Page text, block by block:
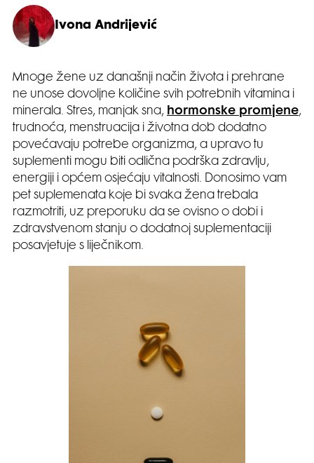
Ivona Andrijević
Mnoge žene uz današnji način života i prehrane
ne unose dovoljne količine svih potrebnih vitamina i
minerala. Stres, manjak sna, hormonske promjene,
trudnoća, menstruacija i životna dob dodatno
povećavaju potrebe organizma, a upravo tu
suplementi mogu biti odlična podrška zdravlju,
energiji i općem osjećaju vitalnosti. Donosimo vam
pet suplemenata koje bi svaka žena trebala
razmotriti, uz preporuku da se ovisno o dobi i
zdravstvenom stanju o dodatnoj suplementaciji
posavjetuje s liječnikom.